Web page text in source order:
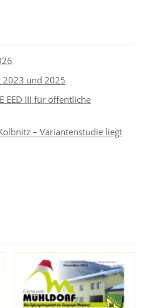
2023 und 2025
EED III für öffentliche
– Variantenstudie liegt